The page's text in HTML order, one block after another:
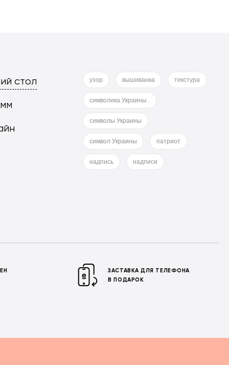
стол
узор вышиванка текстура
символика Украины .
символы Украины
символ Украины патриот
надпись надписи
ЗАСТАВКА ДЛЯ ТЕЛЕФОНА
В ПОДАРОК